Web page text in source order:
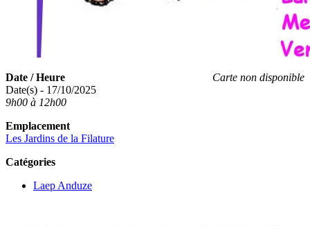
Carte non disponible
Date / Heure
Date(s) - 17/10/2025
9h00 à 12h00
Emplacement
Les Jardins de la Filature
Catégories
Laep Anduze